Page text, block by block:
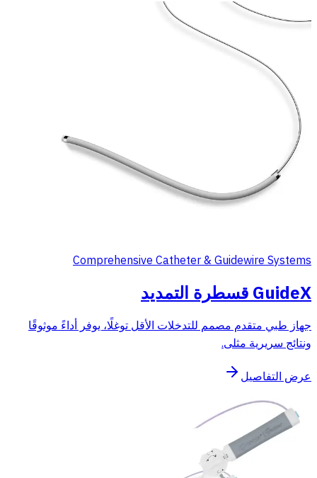
Comprehensive Catheter & Guidewire Systems
GuideX قسطرة التمديد
جهاز طبي متقدم مصمم للتدخلات الأقل توغلًا، يوفر أداءً موثوقًا
ونتائج سريرية مثلى.
عرض التفاصيل